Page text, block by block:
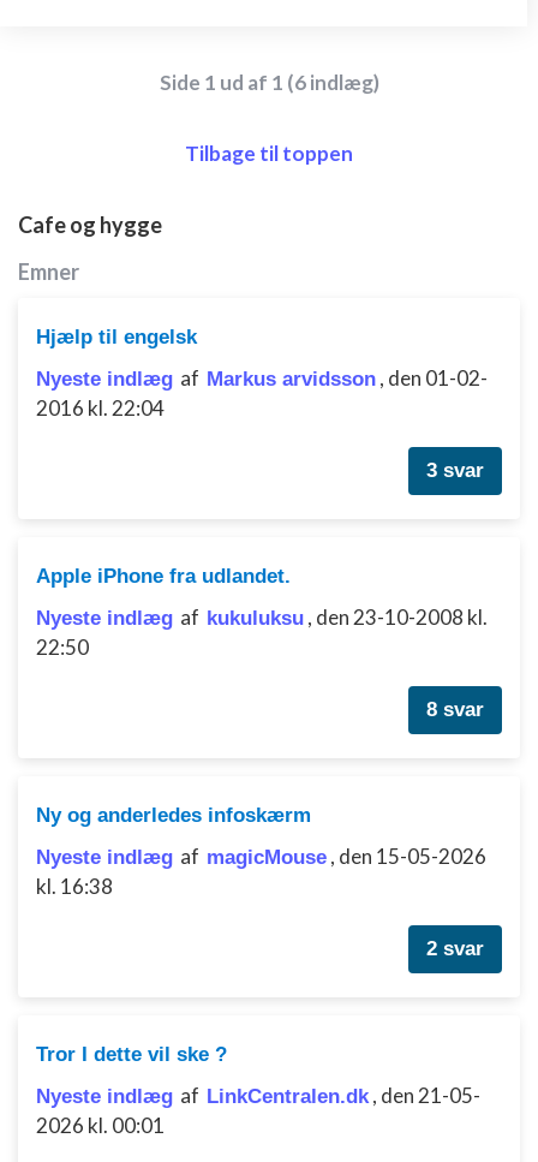
Side 1 ud af 1 (6 indlæg)
Tilbage til toppen
Cafe og hygge
Emner
Hjælp til engelsk
Nyeste indlæg af Markus arvidsson , den 01-02-
2016 kl. 22:04
3 svar
Apple iPhone fra udlandet.
Nyeste indlæg af kukuluksu , den 23-10-2008 kl.
22:50
8 svar
Ny og anderledes infoskærm
Nyeste indlæg af magicMouse , den 15-05-2026
kl. 16:38
2 svar
Tror I dette vil ske ?
Nyeste indlæg af LinkCentralen.dk , den 21-05-
2026 kl. 00:01
Bruge begrænsede oplysninger til at vælge
Oprette profiler til tilpasset annoncering
Bruge profiler til at vælge tilpasset
annoncering
Oprette profiler for at tilpasse indhold
Bruge profiler til at vælge tilpasset indhold
Måle annonceringseffektivitet
Udvikle og forbedre tjenester
Bruge begrænsede oplysninger til at vælge
indhold
anmodede oplysninger
Ikke-IAB-behandlingsformål:
Nødvendig